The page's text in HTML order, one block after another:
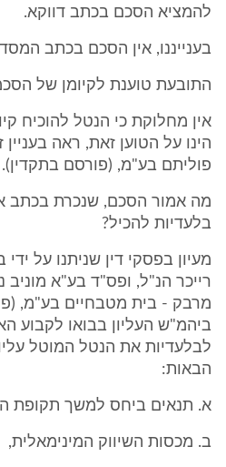
להמציא הסכם בכתב דווקא.
בענייננו, אין הסכם בכתב
התובעת טוענת לקיומן של
אין מחלוקת כי הנטל להוכיח
פוליתם בע"מ, (פורסם בתקדין).
מה אמור הסכם, שנכרת בכתב
בלעדיות להכיל?
מעיון בפסקי דין שניתנו על
רייכר הנ"ל, ופס"ד בע"א מוניב
מרבק - בית מטבחיים בע"מ,
ביהמ"ש העליון בבואו לקבוע
לבלעדיות את הנטל המוטל
הבאות:
א. תנאים ביחס למשך תקופת
ב. מכסות השיווק המינימאלית,